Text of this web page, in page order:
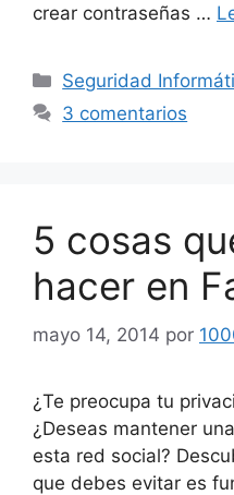
crear contraseñas …
Categorías
Seguridad
3 comentarios
5 cosas
hacer en
mayo 14, 2014 por
¿Te preocupa tu
¿Deseas mantener
esta red social?
que debes evitar es